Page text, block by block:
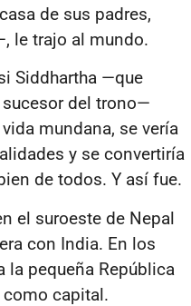
de sus padres,
le trajo al mundo.
Siddhartha —que
del trono—
mundana, se vería
y se convertiría
de todos. Y así fue.
el suroeste de Nepal
con India. En los
la pequeña República
como capital.